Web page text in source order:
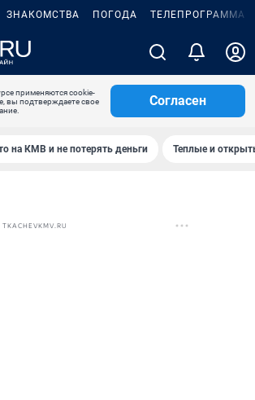
ЗНАКОМСТВА ПОГОДА ТЕЛЕПРОГРАММА
применяются cookie-
вы подтверждаете свое
Согласен
на КМВ и не потерять деньги Теплые и